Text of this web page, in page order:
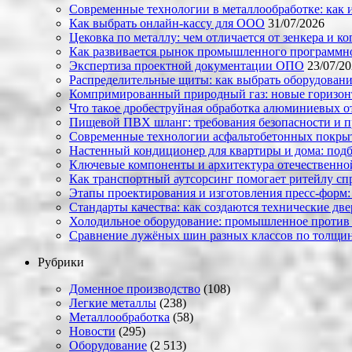
Современные технологии в металлообработке: как
Как выбрать онлайн-кассу для ООО 31/07/2026
Цековка по металлу: чем отличается от зенкера и
Как развивается рынок промышленного
Экспертиза проектной документации ОПО 23/07/
Распределительные щиты: как выбрать
Компримированный природный газ: новые
Что такое дробеструйная обработка алюминиевых
Пищевой ПВХ шланг: требования безопасности и
Современные технологии асфальтобетонных
Настенный кондиционер для квартиры и дома:
Ключевые компоненты и архитектура
Как транспортный аутсорсинг помогает ритейлу
Этапы проектирования и изготовления пресс-
Стандарты качества: как создаются технические
Холодильное оборудование: промышленное
Сравнение лужёных шин разных классов по
Рубрики
Доменное производство (108)
Легкие металлы (238)
Металлообработка (58)
Новости (295)
Оборудование (2 513)